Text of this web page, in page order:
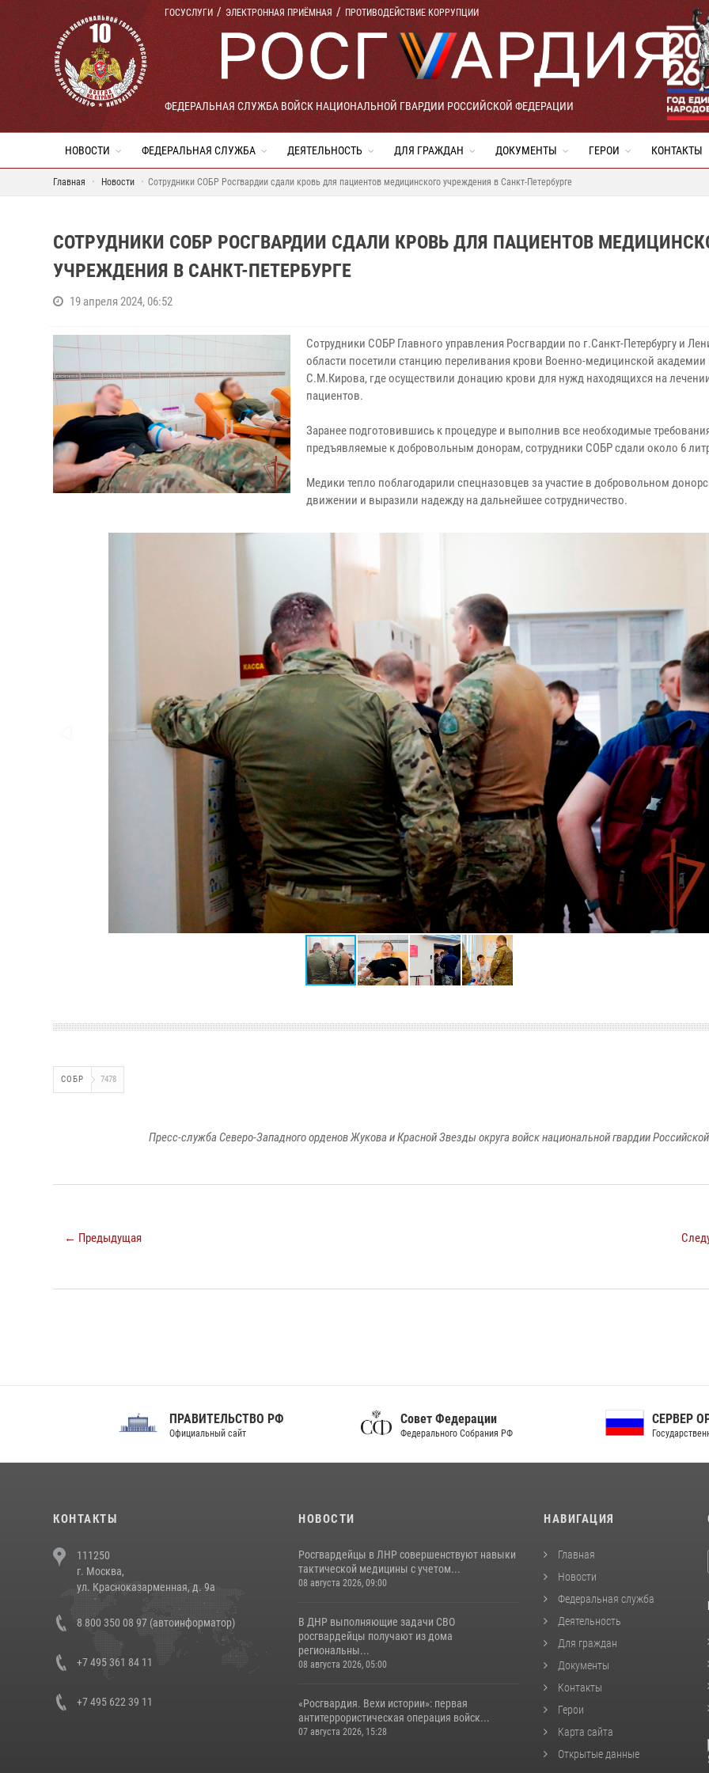
ГОСУСЛУГИ ЭЛЕКТРОННАЯ ПРИЁМНАЯ ПРОТИВОДЕЙСТВИЕ КОРРУПЦИИ
ФЕДЕРАЛЬНАЯ СЛУЖБА ВОЙСК НАЦИОНАЛЬНОЙ ГВАРДИИ РОССИЙСКОЙ ФЕДЕРАЦИИ
НОВОСТИ ФЕДЕРАЛЬНАЯ СЛУЖБА ДЕЯТЕЛЬНОСТЬ ДЛЯ ГРАЖДАН ДОКУМЕНТЫ ГЕРОИ КОНТАКТЫ
Главная Новости Сотрудники СОБР Росгвардии сдали кровь для пациентов медицинского учреждения в Санкт-Петербурге
СОТРУДНИКИ СОБР РОСГВАРДИИ СДАЛИ КРОВЬ ДЛЯ ПАЦИЕНТОВ
УЧРЕЖДЕНИЯ В САНКТ-ПЕТЕРБУРГЕ
19 апреля 2024, 06:52
Сотрудники СОБР Главного управления Росгвардии по г.Санкт-Петербургу и
области посетили станцию переливания крови Военно-медицинской
С.М.Кирова, где осуществили донацию крови для нужд находящихся на
пациентов.
Заранее подготовившись к процедуре и выполнив все необходимые
предъявляемые к добровольным донорам, сотрудники СОБР сдали около 6
Медики тепло поблагодарили спецназовцев за участие в добровольном
движении и выразили надежду на дальнейшее сотрудничество.
СОБР 7478
Пресс-служба Северо-Западного орденов Жукова и Красной Звезды округа войск национальной гвардии
← Предыдущая
ПРАВИТЕЛЬСТВО РФ
Официальный сайт
Совет Федерации
Федерального Собрания РФ
СЕРВЕР ОРГАНОВ
Государственной власти РФ
КОНТАКТЫ
111250
г. Москва,
ул. Красноказарменная, д. 9а
8 800 350 08 97 (автоинформатор)
+7 495 361 84 11
+7 495 622 39 11
НОВОСТИ
Росгвардейцы в ЛНР совершенствуют навыки
тактической медицины с учетом...
08 августа 2026, 09:00
В ДНР выполняющие задачи СВО
росгвардейцы получают из дома
региональны...
08 августа 2026, 05:00
«Росгвардия. Вехи истории»: первая
антитеррористическая операция войск...
07 августа 2026, 15:28
НАВИГАЦИЯ
Главная
Новости
Федеральная служба
Деятельность
Для граждан
Документы
Контакты
Герои
Карта сайта
Открытые данные